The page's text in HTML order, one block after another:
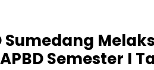
Sumedang
Semester I